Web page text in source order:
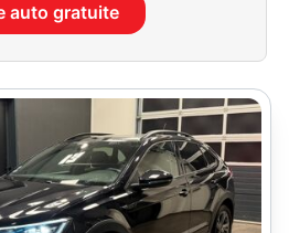
auto gratuite